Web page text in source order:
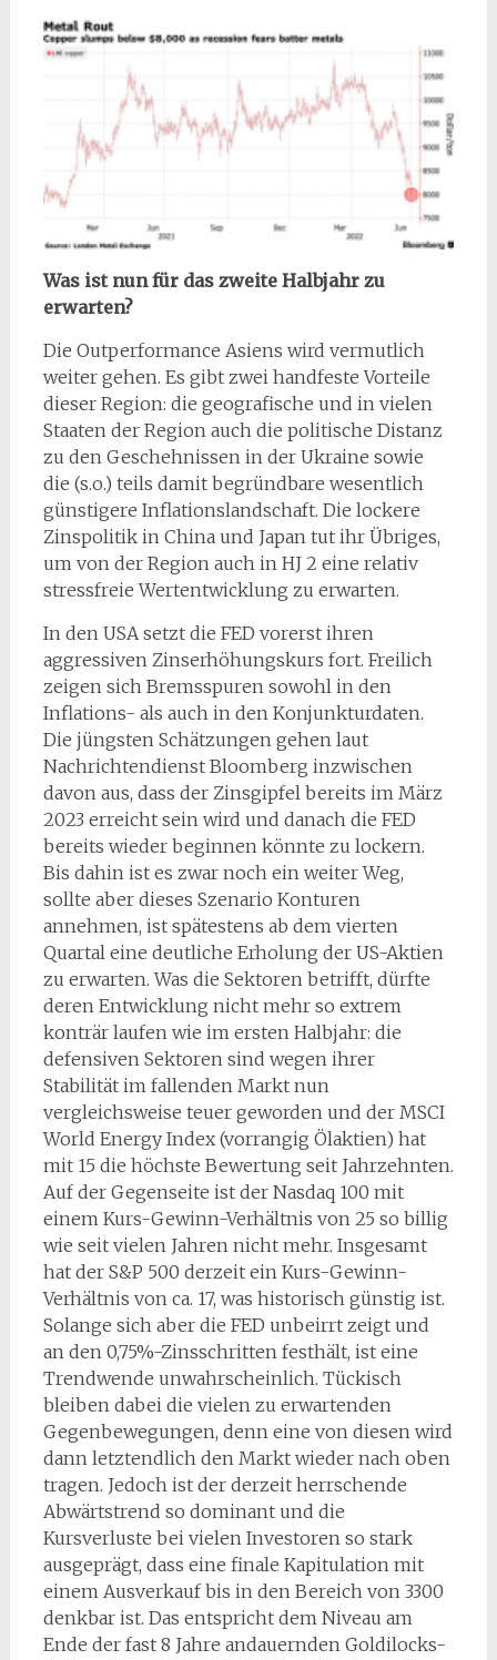
Was ist nun für das zweite Halbjahr zu
erwarten?
Die Outperformance Asiens wird vermutlich
weiter gehen. Es gibt zwei handfeste Vorteile
dieser Region: die geografische und in vielen
Staaten der Region auch die politische Distanz
zu den Geschehnissen in der Ukraine sowie
die (s.o.) teils damit begründbare wesentlich
günstigere Inflationslandschaft. Die lockere
Zinspolitik in China und Japan tut ihr Übriges,
um von der Region auch in HJ 2 eine relativ
stressfreie Wertentwicklung zu erwarten.
In den USA setzt die FED vorerst ihren
aggressiven Zinserhöhungskurs fort. Freilich
zeigen sich Bremsspuren sowohl in den
Inflations- als auch in den Konjunkturdaten.
Die jüngsten Schätzungen gehen laut
Nachrichtendienst Bloomberg inzwischen
davon aus, dass der Zinsgipfel bereits im März
2023 erreicht sein wird und danach die FED
bereits wieder beginnen könnte zu lockern.
Bis dahin ist es zwar noch ein weiter Weg,
sollte aber dieses Szenario Konturen
annehmen, ist spätestens ab dem vierten
Quartal eine deutliche Erholung der US-Aktien
zu erwarten. Was die Sektoren betrifft, dürfte
deren Entwicklung nicht mehr so extrem
konträr laufen wie im ersten Halbjahr: die
defensiven Sektoren sind wegen ihrer
Stabilität im fallenden Markt nun
vergleichsweise teuer geworden und der MSCI
World Energy Index (vorrangig Ölaktien) hat
mit 15 die höchste Bewertung seit Jahrzehnten.
Auf der Gegenseite ist der Nasdaq 100 mit
einem Kurs-Gewinn-Verhältnis von 25 so billig
wie seit vielen Jahren nicht mehr. Insgesamt
hat der S&P 500 derzeit ein Kurs-Gewinn-
Verhältnis von ca. 17, was historisch günstig ist.
Solange sich aber die FED unbeirrt zeigt und
an den 0,75%-Zinsschritten festhält, ist eine
Trendwende unwahrscheinlich. Tückisch
bleiben dabei die vielen zu erwartenden
Gegenbewegungen, denn eine von diesen wird
dann letztendlich den Markt wieder nach oben
tragen. Jedoch ist der derzeit herrschende
Abwärtstrend so dominant und die
Kursverluste bei vielen Investoren so stark
ausgeprägt, dass eine finale Kapitulation mit
einem Ausverkauf bis in den Bereich von 3300
denkbar ist. Das entspricht dem Niveau am
Ende der fast 8 Jahre andauernden Goldilocks-